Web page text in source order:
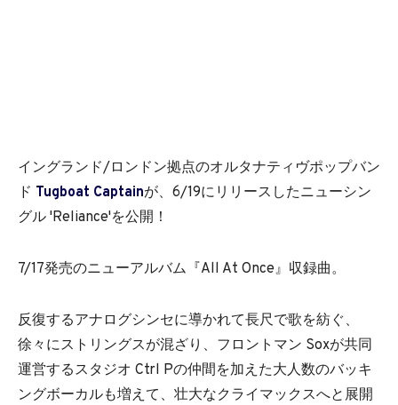
イングランド/ロンドン拠点のオルタナティヴポップバン
ド Tugboat Captainが、6/19にリリースしたニューシン
グル 'Reliance'を公開！
7/17発売のニューアルバム『All At Once』収録曲。
反復するアナログシンセに導かれて長尺で歌を紡ぐ、
徐々にストリングスが混ざり、フロントマン Soxが共同
運営するスタジオ Ctrl Pの仲間を加えた大人数のバッキ
ングボーカルも増えて、壮大なクライマックスへと展開